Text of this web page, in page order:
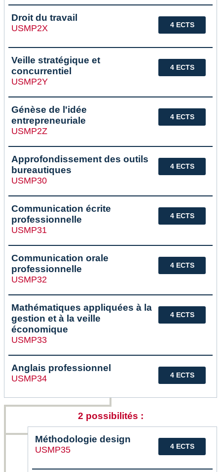
4 ECTS
Droit du travail
USMP2X
4 ECTS
Veille stratégique et
concurrentiel
USMP2Y
4 ECTS
Génèse de l'idée
entrepreneuriale
USMP2Z
4 ECTS
Approfondissement des outils
bureautiques
USMP30
4 ECTS
Communication écrite
professionnelle
USMP31
4 ECTS
Communication orale
professionnelle
USMP32
4 ECTS
Mathématiques appliquées à la
gestion et à la veille
économique
USMP33
4 ECTS
Anglais professionnel
USMP34
2 possibilités :
4 ECTS
Méthodologie design
USMP35